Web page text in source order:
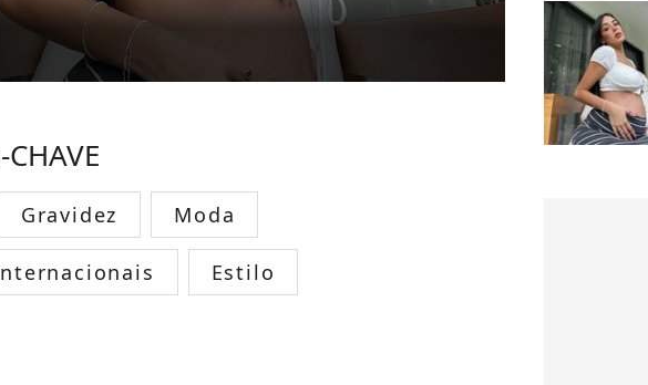
CHAVE
Gravidez Moda
Estilo